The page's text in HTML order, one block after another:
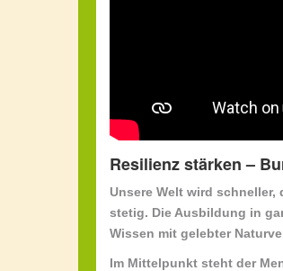
Resilienz stärken –
Unsere Welt wird
stetig. Die Ausbildung in
Wissen mit gelebter
Im Mittelpunkt steht der